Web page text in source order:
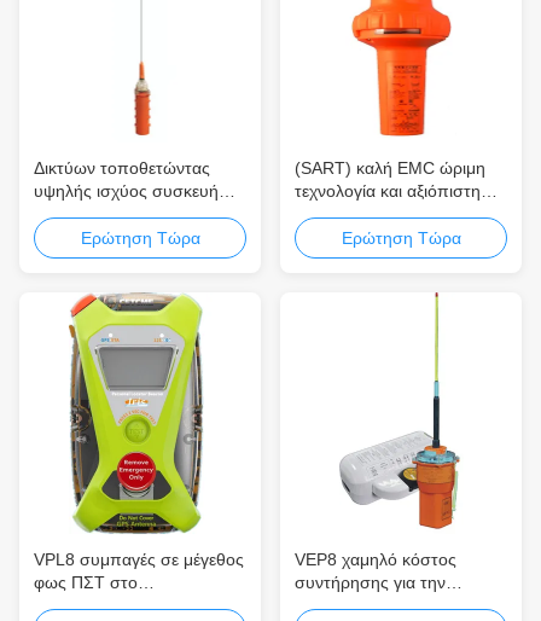
Δικτύων τοποθετώντας
υψηλής ισχύος συσκευή
αποστολής σημάτων
απόδοσης οργάνων VAS9
υψηλής αντοχής και
Ερώτηση Τώρα
(SART) καλή EMC ώριμη
τεχνολογία και αξιόπιστη
πιό μικρή κατανάλωση
ισχύος GMDSS esr-06
απόδοσης
Ερώτηση Τώρα
VPL8 συμπαγές σε μέγεθος
φως ΠΣΤ στο
ενσωματωμένο ΠΣΤ
VEP8 χαμηλό κόστος
συντήρησης για την
μπαταρία και την